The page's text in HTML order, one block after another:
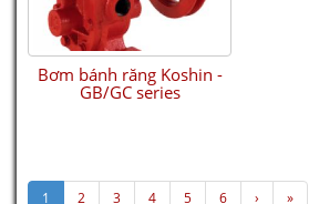
Bơm bánh răng Koshin -
GB/GC series
1 2 3 4 5 6 › »